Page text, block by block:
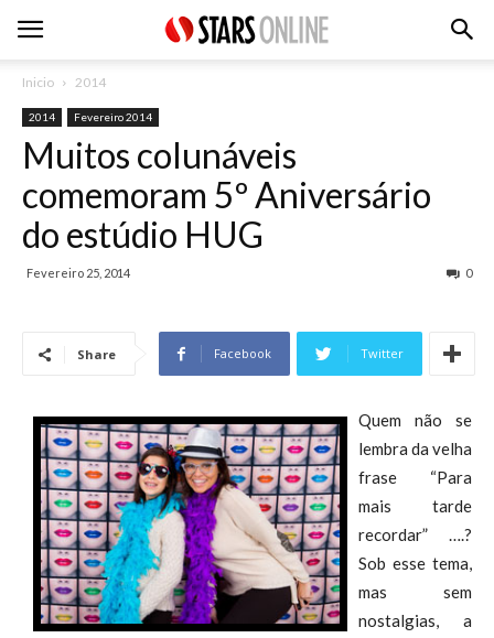
Inicio 2014
2014 Fevereiro 2014
Muitos colunáveis
comemoram 5º Aniversário
do estúdio HUG
Fevereiro 25, 2014 0
Share Facebook Twitter
Quem não se
lembra da velha
frase “Para
mais tarde
recordar” ….?
Sob esse tema,
mas sem
nostalgias, a